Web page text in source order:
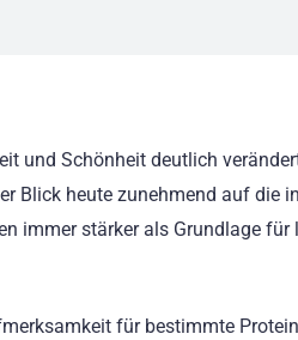
und Schönheit deutlich
Blick heute zunehmend auf die
immer stärker als Grundlage
für bestimmte